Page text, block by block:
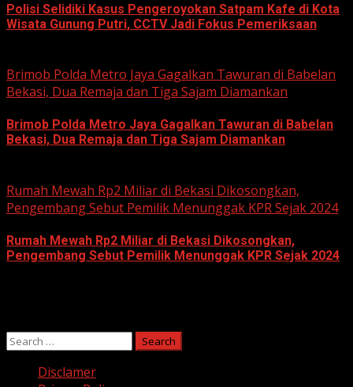
Polisi Selidiki Kasus Pengeroyokan Satpam Kafe di Kota
Wisata Gunung Putri, CCTV Jadi Fokus Pemeriksaan
Brimob Polda Metro Jaya Gagalkan Tawuran di Babelan
Bekasi, Dua Remaja dan Tiga Sajam Diamankan
Brimob Polda Metro Jaya Gagalkan Tawuran di Babelan
Bekasi, Dua Remaja dan Tiga Sajam Diamankan
Rumah Mewah Rp2 Miliar di Bekasi Dikosongkan,
Pengembang Sebut Pemilik Menunggak KPR Sejak 2024
Rumah Mewah Rp2 Miliar di Bekasi Dikosongkan,
Pengembang Sebut Pemilik Menunggak KPR Sejak 2024
Search
Disclamer